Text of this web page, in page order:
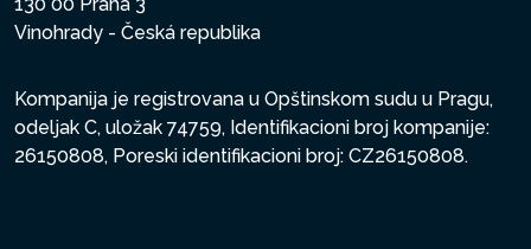
Vinohrady - Česká republika
Kompanija je registrovana u Opštinskom sudu u Pragu,
odeljak C, uložak 74759, Identifikacioni broj kompanije:
26150808, Poreski identifikacioni broj: CZ26150808.